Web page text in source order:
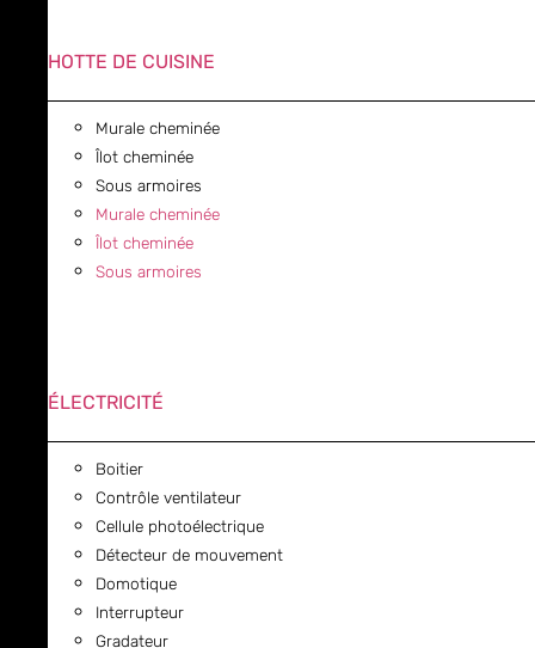
HOTTE DE CUISINE
Murale cheminée
Îlot cheminée
Sous armoires
Murale cheminée
Îlot cheminée
Sous armoires
ÉLECTRICITÉ
Boitier
Contrôle ventilateur
Cellule photoélectrique
Détecteur de mouvement
Domotique
Interrupteur
Gradateur